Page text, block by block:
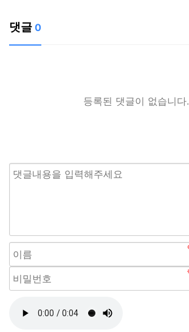
댓글 0
등록된 댓글이 없습니다.